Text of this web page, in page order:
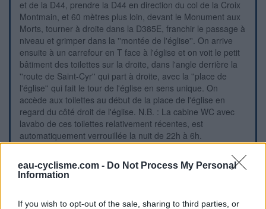
eau-cyclisme.com - Do Not Process My Personal
Information
If you wish to opt-out of the sale, sharing to third parties, or
et de la D44, prendre la D44 en direction du col de la Croix
Montmain, et 60 mètres plus loin, devant le Monument aux
Morts, tourner à droite dans la D385E, franchir le passage à
niveau et grimper dans la ''montée de l'église''. On arrive
ensuite à un carrefour en T face à l'église et on voit le petit
bâtiment des toilettes sur la droite, dans l'angle derrière la
''route de Saint-Cyr'' qui part à droite, avec la ''place de
l'église'' qui fait le tour de l'église en sens unique. On
accède aux toilettes au début de la place de l'église en
regard du côté droit de l'église. N.B. : La cabine WC avec
lavabo de ces toilettes relativement récentes, est
automatiquement verrouillée la nuit de 22h à 6h.
Repères visuels